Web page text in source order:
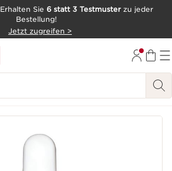
Erhalten Sie 6 statt 3 Testmusterzu jeder
Bestellung!
Jetzt zugreifen >